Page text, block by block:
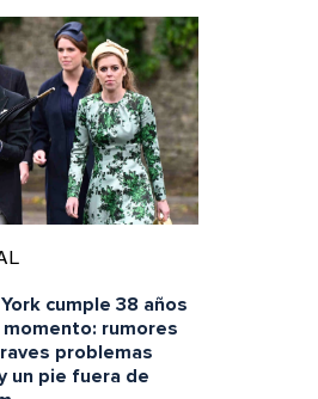
cumple 38 años
rumores
problemas
un pie fuera de